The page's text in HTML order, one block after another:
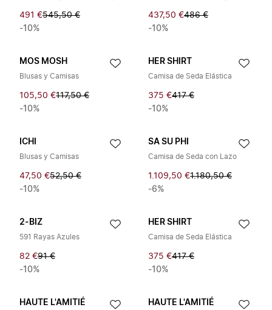
491 €545,50 €
-10%
437,50 €486 €
-10%
MOS MOSH
Blusas y Camisas
105,50 €117,50 €
-10%
HER SHIRT
Camisa de Seda Elástica
375 €417 €
-10%
ICHI
Blusas y Camisas
47,50 €52,50 €
-10%
SA SU PHI
Camisa de Seda con Lazo
1.109,50 €1.180,50 €
-6%
2-BIZ
591 Rayas Azules
82 €91 €
-10%
HER SHIRT
Camisa de Seda Elástica
375 €417 €
-10%
HAUTE L'AMITIÉ HAUTE L'AMITIÉ